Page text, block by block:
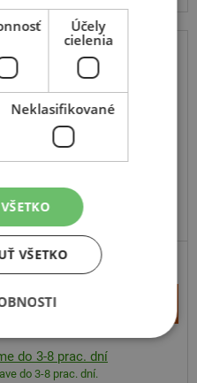
3
91W
ODPORÚČAME VYRÁBA MICHELIN V EÚ
do 3-8 prac. dní
do 3-8 prac. dní.
Účely
cielenia
Neklasifikované
VŠETKO